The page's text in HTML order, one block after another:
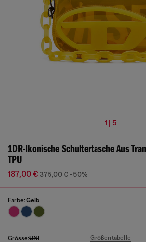
1 | 5
1DR-Ikonische Schultertasche Aus
TPU
187,00 € 375,00 € -50%
Farbe: Gelb
Grösse:UNI Größentabelle